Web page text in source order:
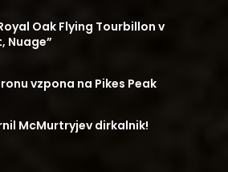
Oak Flying Tourbillon v
Nuage”
vzpona na Pikes Peak
McMurtryjev dirkalnik!